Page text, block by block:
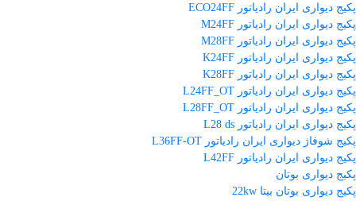
پکیج دیواری ایران رادیاتور ECO24FF
پکیج دیواری ایران رادیاتور M24FF
پکیج دیواری ایران رادیاتور M28FF
پکیج دیواری ایران رادیاتور K24FF
پکیج دیواری ایران رادیاتور K28FF
پکیج دیواری ایران رادیاتور L24FF_OT
پکیج دیواری ایران رادیاتور L28FF_OT
پکیج دیواری ایران رادیاتور L28 ds
پکیج شوفاژ دیواری ایران رادیاتور L36FF-OT
پکیج دیواری ایران رادیاتور L42FF
پکیج دیواری بوتان
پکیج دیواری بوتان بیتا 22kw